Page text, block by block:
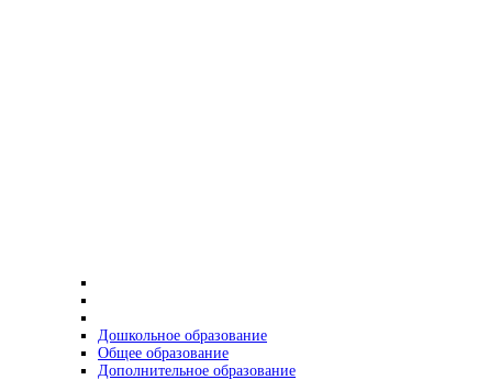
Дошкольное образование
Общее образование
Дополнительное образование